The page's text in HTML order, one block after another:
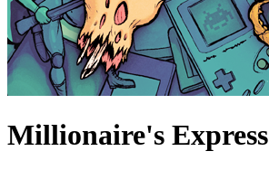
Millionaire's Express